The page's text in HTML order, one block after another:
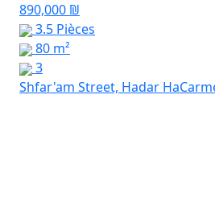
890,000 ₪
3.5 Pièces
80 m²
3
Shfar'am Street, Hadar